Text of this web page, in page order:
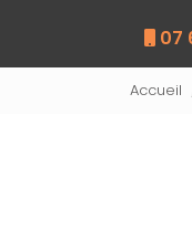
07
Accueil